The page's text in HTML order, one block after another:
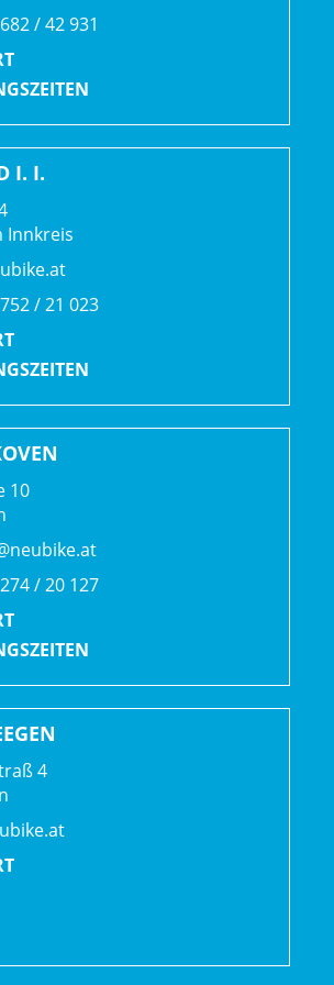
CUES U6000 GS
U6000, 10fach
Center Lock, 203 mm
Center Lock, 203 mm
Comp, Drahtwulstkern, 30 TPI,
34, Luftfederung, 2CR Dämpfer,
konischer Gabelschaft, 44 mm
15 mm Schraubsteckachse,
CUES U6000 GS
CK-220, 36 Z., 165 mm
LG300, LINKGLIDE, 11-48 Z.,
1 1/8" oben, 1,5" unten
/ 42 931
I. I.
Innkreis
/ 21 023
10
/ 20 127
4